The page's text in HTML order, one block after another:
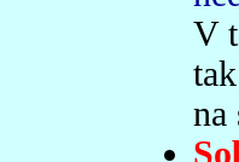
V
na